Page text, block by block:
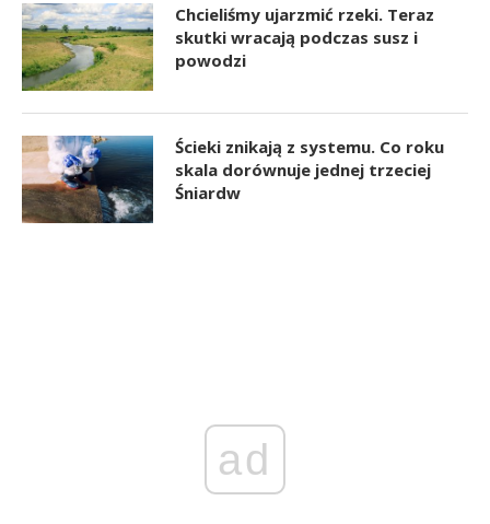
Chcieliśmy ujarzmić rzeki. Teraz
skutki wracają podczas susz i
powodzi
Ścieki znikają z systemu. Co roku
skala dorównuje jednej trzeciej
Śniardw
ad